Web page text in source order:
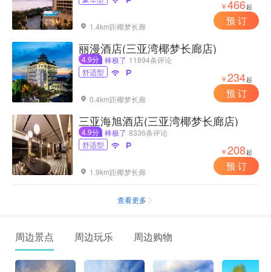
 1.4km距椰梦长廊
￥466起
预 订
丽漫酒店(三亚湾椰梦长廊店)
4.9分 棒极了 11894条评论
舒适型
 
 0.4km距椰梦长廊
￥234起
预 订
三亚海旭酒店(三亚湾椰梦长廊店)
4.9分 棒极了 8336条评论
舒适型
 
 1.9km距椰梦长廊
￥208起
预 订
查看更多 
周边景点 周边玩乐 周边购物